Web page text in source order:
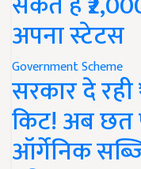
अपना स्टेटस
Government Scheme
सरकार दे रही
किट! अब छत
ऑर्गेनिक